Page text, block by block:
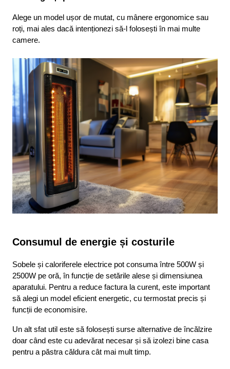
Alege un model ușor de mutat, cu mânere ergonomice sau
roți, mai ales dacă intenționezi să-l folosești în mai multe
camere.
Consumul de energie și costurile
Sobele și caloriferele electrice pot consuma între 500W și
2500W pe oră, în funcție de setările alese și dimensiunea
aparatului. Pentru a reduce factura la curent, este important
să alegi un model eficient energetic, cu termostat precis și
funcții de economisire.
Un alt sfat util este să folosești surse alternative de încălzire
doar când este cu adevărat necesar și să izolezi bine casa
pentru a păstra căldura cât mai mult timp.